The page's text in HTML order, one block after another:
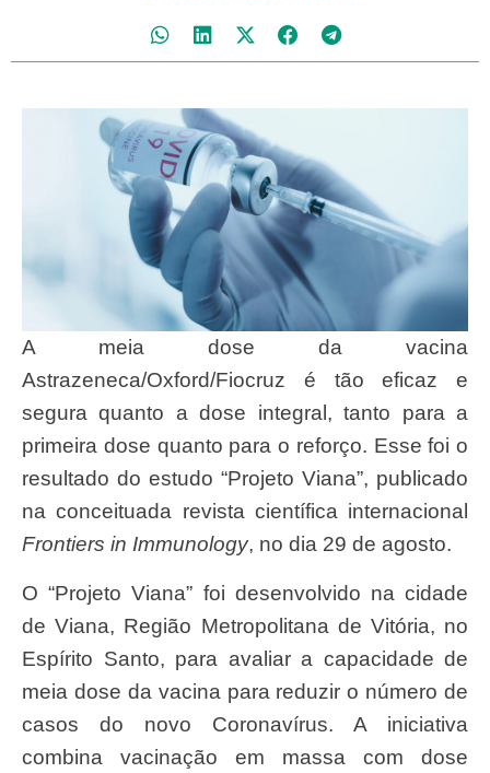
A meia dose da vacina
Astrazeneca/Oxford/Fiocruz é tão eficaz e
segura quanto a dose integral, tanto para a
primeira dose quanto para o reforço. Esse foi o
resultado do estudo “Projeto Viana”, publicado
na conceituada revista científica internacional
Frontiers in Immunology, no dia 29 de agosto.
O “Projeto Viana” foi desenvolvido na cidade
de Viana, Região Metropolitana de Vitória, no
Espírito Santo, para avaliar a capacidade de
meia dose da vacina para reduzir o número de
casos do novo Coronavírus. A iniciativa
combina vacinação em massa com dose